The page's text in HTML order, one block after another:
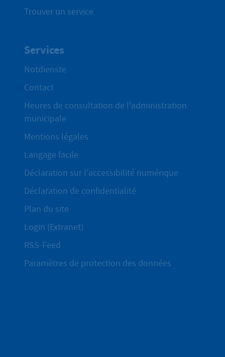
Trouver un service
Services
Notdienste
Contact
Heures de consultation de l'administration
municipale
Mentions légales
Langage facile
Déclaration sur l'accessibilité numérique
Déclaration de confidentialité
Plan du site
Login (Extranet)
RSS-Feed
Paramètres de protection des données